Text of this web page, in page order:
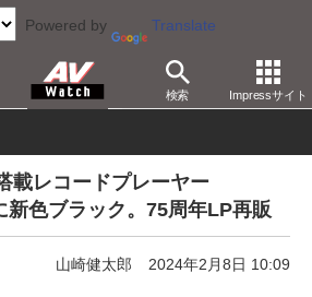
Powered by Translate
検索 Impressサイト
ドプレーヤー
レコードプレーヤー
新色ブラック。75周年LP再販
山崎健太郎 2024年2月8日 10:09